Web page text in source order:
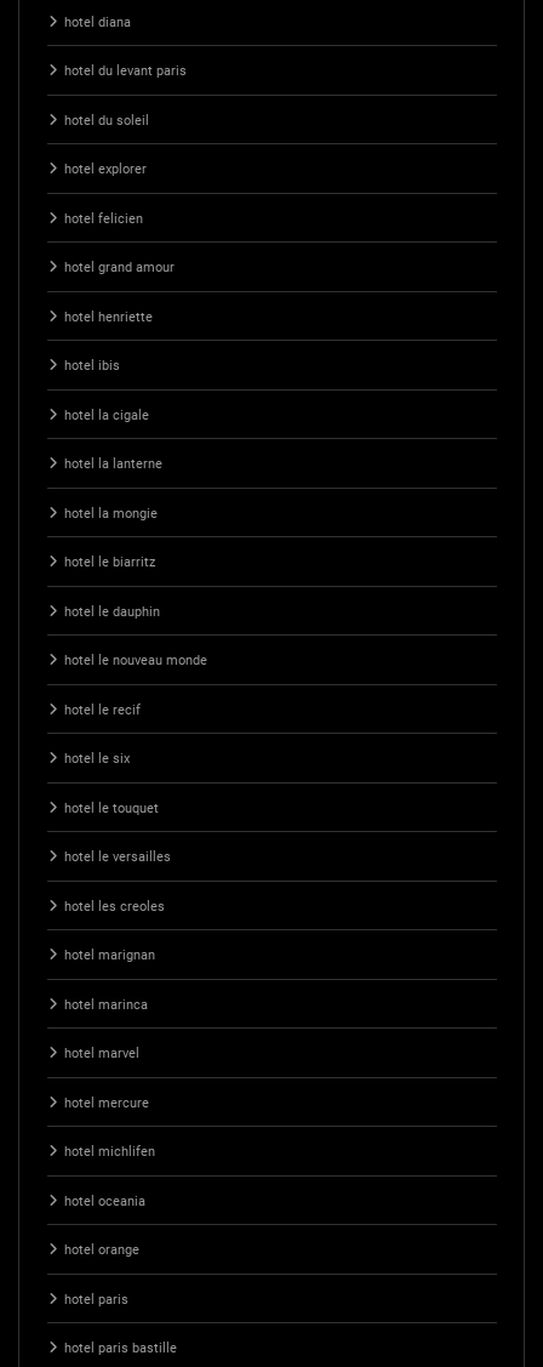
hotel diana
hotel du levant paris
hotel du soleil
hotel explorer
hotel felicien
hotel grand amour
hotel henriette
hotel ibis
hotel la cigale
hotel la lanterne
hotel la mongie
hotel le biarritz
hotel le dauphin
hotel le nouveau monde
hotel le recif
hotel le six
hotel le touquet
hotel le versailles
hotel les creoles
hotel marignan
hotel marinca
hotel marvel
hotel mercure
hotel michlifen
hotel oceania
hotel orange
hotel paris
hotel paris bastille